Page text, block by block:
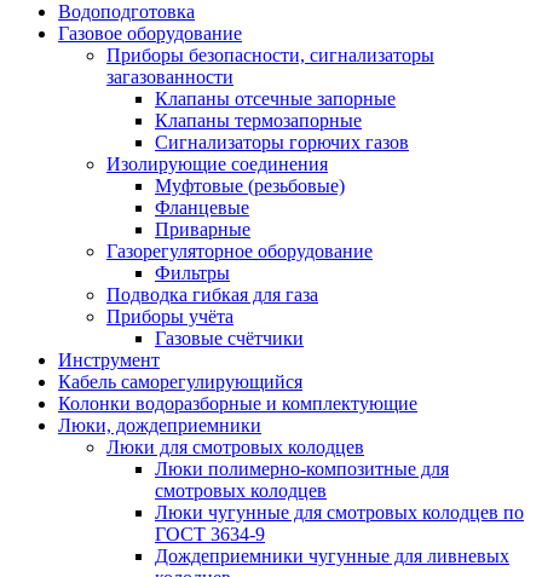
Водоподготовка
Газовое оборудование
Приборы безопасности, сигнализаторы
загазованности
Клапаны отсечные запорные
Клапаны термозапорные
Сигнализаторы горючих газов
Изолирующие соединения
Муфтовые (резьбовые)
Фланцевые
Приварные
Газорегуляторное оборудование
Фильтры
Подводка гибкая для газа
Приборы учёта
Газовые счётчики
Инструмент
Кабель саморегулирующийся
Колонки водоразборные и комплектующие
Люки, дождеприемники
Люки для смотровых колодцев
Люки полимерно-композитные для
смотровых колодцев
Люки чугунные для смотровых колодцев по
ГОСТ 3634-9
Дождеприемники чугунные для ливневых